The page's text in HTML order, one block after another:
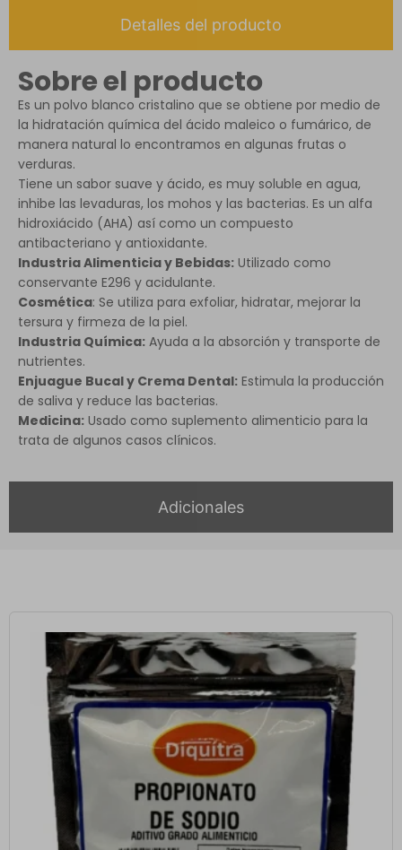
Detalles del producto
Adicionales
Sobre el producto
Es un polvo blanco cristalino que se obtiene por medio de
la hidratación química del ácido maleico o fumárico, de
manera natural lo encontramos en algunas frutas o
verduras.
Tiene un sabor suave y ácido, es muy soluble en agua,
inhibe las levaduras, los mohos y las bacterias. Es un alfa
hidroxiácido (AHA) así como un compuesto
antibacteriano y antioxidante.
Industria Alimenticia y Bebidas: Utilizado como
conservante E296 y acidulante.
Cosmética: Se utiliza para exfoliar, hidratar, mejorar la
tersura y firmeza de la piel.
Industria Química: Ayuda a la absorción y transporte de
nutrientes.
Enjuague Bucal y Crema Dental: Estimula la producción
de saliva y reduce las bacterias.
Medicina: Usado como suplemento alimenticio para la
trata de algunos casos clínicos.